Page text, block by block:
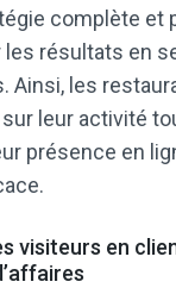
complète et
les résultats en
Ainsi, les
leur activité
présence en
visiteurs en